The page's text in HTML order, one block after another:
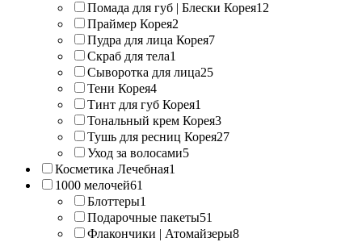
Помада для губ | Блески Корея12
Праймер Корея2
Пудра для лица Корея7
Скраб для тела1
Сыворотка для лица25
Тени Корея4
Тинт для губ Корея1
Тональный крем Корея3
Тушь для ресниц Корея27
Уход за волосами5
Косметика Лечебная1
1000 мелочей61
Блоттеры1
Подарочные пакеты51
Флакончики | Атомайзеры8